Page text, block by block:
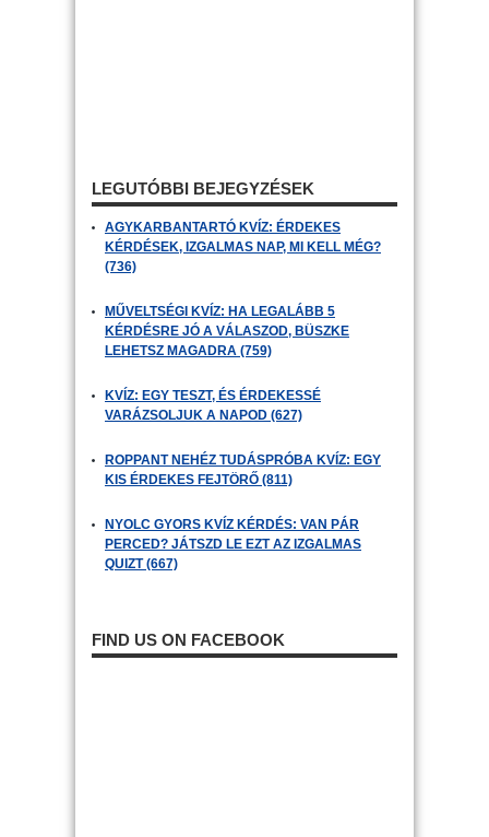
LEGUTÓBBI BEJEGYZÉSEK
AGYKARBANTARTÓ KVÍZ: ÉRDEKES
KÉRDÉSEK, IZGALMAS NAP, MI KELL MÉG?
(736)
MŰVELTSÉGI KVÍZ: HA LEGALÁBB 5
KÉRDÉSRE JÓ A VÁLASZOD, BÜSZKE
LEHETSZ MAGADRA (759)
KVÍZ: EGY TESZT, ÉS ÉRDEKESSÉ
VARÁZSOLJUK A NAPOD (627)
ROPPANT NEHÉZ TUDÁSPRÓBA KVÍZ: EGY
KIS ÉRDEKES FEJTÖRŐ (811)
NYOLC GYORS KVÍZ KÉRDÉS: VAN PÁR
PERCED? JÁTSZD LE EZT AZ IZGALMAS
QUIZT (667)
FIND US ON FACEBOOK